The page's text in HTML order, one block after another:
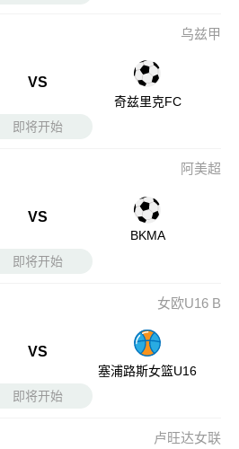
乌兹甲
VS
奇兹里克FC
即将开始
阿美超
VS
BKMA
即将开始
女欧U16 B
VS
塞浦路斯女篮U16
即将开始
卢旺达女联